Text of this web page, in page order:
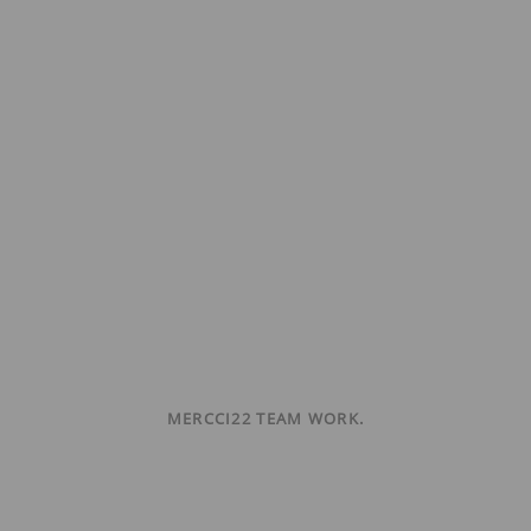
MERCCI22 TEAM WORK.